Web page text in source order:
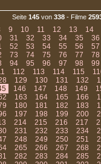
Seite 145 von 338 - Filme
9 10 11 12 13 14
31 32 33 34 35 36
52 53 54 55 56 57
73 74 75 76 77 78
94 95 96 97 98 99
112 113 114 115
129 130 131 132
146 147 148 149
163 164 165 166
180 181 182 183
197 198 199 200
214 215 216 217
231 232 233 234
248 249 250 251
265 266 267 268
282 283 284 285